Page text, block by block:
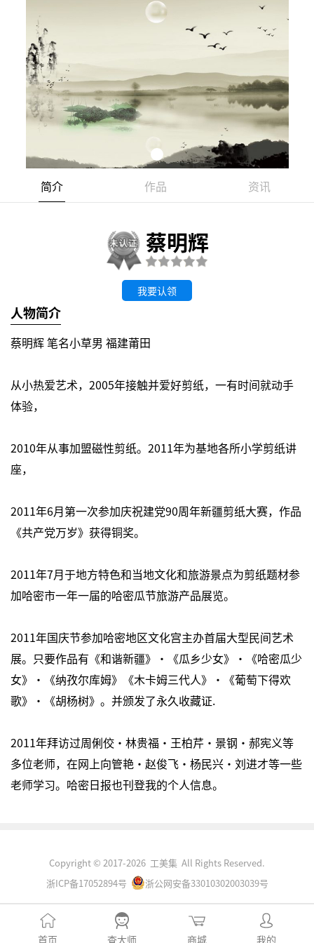
简介 作品 资讯
蔡明辉
我要认领
人物简介
蔡明辉 笔名小草男 福建莆田
从小热爱艺术，2005年接触并爱好剪纸，一有时间就动手
体验，
2010年从事加盟磁性剪纸。2011年为基地各所小学剪纸讲
座，
2011年6月第一次参加庆祝建党90周年新疆剪纸大赛，作品
《共产党万岁》获得铜奖。
2011年7月于地方特色和当地文化和旅游景点为剪纸题材参
加哈密市一年一届的哈密瓜节旅游产品展览。
2011年国庆节参加哈密地区文化宫主办首届大型民间艺术
展。只要作品有《和谐新疆》·《瓜乡少女》·《哈密瓜少
女》·《纳孜尔库姆》《木卡姆三代人》·《葡萄下得欢
歌》·《胡杨树》。并颁发了永久收藏证.
2011年拜访过周俐佼·林贵福·王柏芹·景钢·郝宪义等
多位老师，在网上向管艳·赵俊飞·杨民兴·刘进才等一些
老师学习。哈密日报也刊登我的个人信息。
Copyright © 2017-2026 工美集 All Rights Reserved.
浙ICP备17052894号
浙公网安备33010302003039号
首页 查大师 商城 我的